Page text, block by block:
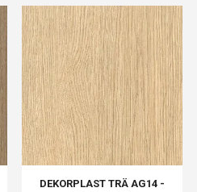
DEKORPLAST TRÄ AG14 -